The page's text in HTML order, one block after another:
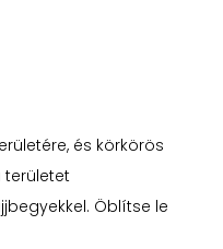
és körkörös
területet
Öblítse le